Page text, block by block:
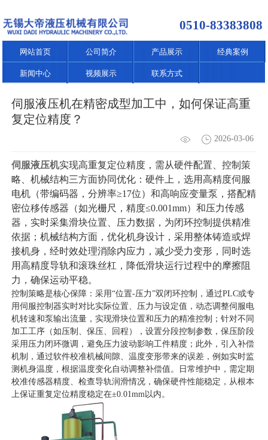
0510-83383808
网站首页 公司简介 产品展示 经典案例
新闻中心 视频展示 联系方式
伺服液压机在精密成型加工中，如何保证高重
复定位精度？
2026-03-06
伺服液压机实现高重复定位精度，需从硬件配置、控制策
略、机械结构三方面协同优化：硬件上，选用高精度伺服
电机（带编码器，分辨率≥17位）和高响应变量泵，搭配精
密位移传感器（如光栅尺，精度≤0.001mm）和压力传感
器，实时采集滑块位置、压力数据，为闭环控制提供精准
依据；机械结构方面，优化机身设计，采用整体铸造或焊
接机身，经时效处理消除内应力，减少受力变形，同时选
用高精度导轨和滚珠丝杠，降低滑块运行过程中的摩擦阻
力，确保运动平稳。
控制策略是核心保障：采用“位置-压力”双闭环控制，通过PLC或专
用伺服控制器实时对比实际位置、压力与设定值，动态调整伺服电
机转速和泵输出流量，实现滑块位置和压力的精准控制；针对不同
加工工序（如压制、保压、回程），设置分段控制参数，保压阶段
采用压力闭环微调，避免压力波动影响工件精度；此外，引入补偿
机制，通过软件校准机械间隙、温度变形带来的误差，例如实时监
测机身温度，根据温度变化自动调整补偿值。日常维护中，需定期
校准传感器精度、检查导轨润滑情况，确保硬件性能稳定，从根本
上保证重复定位精度稳定在±0.01mm以内。